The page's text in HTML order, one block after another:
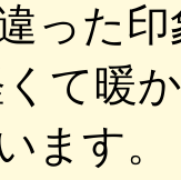
った
て暖
ます。